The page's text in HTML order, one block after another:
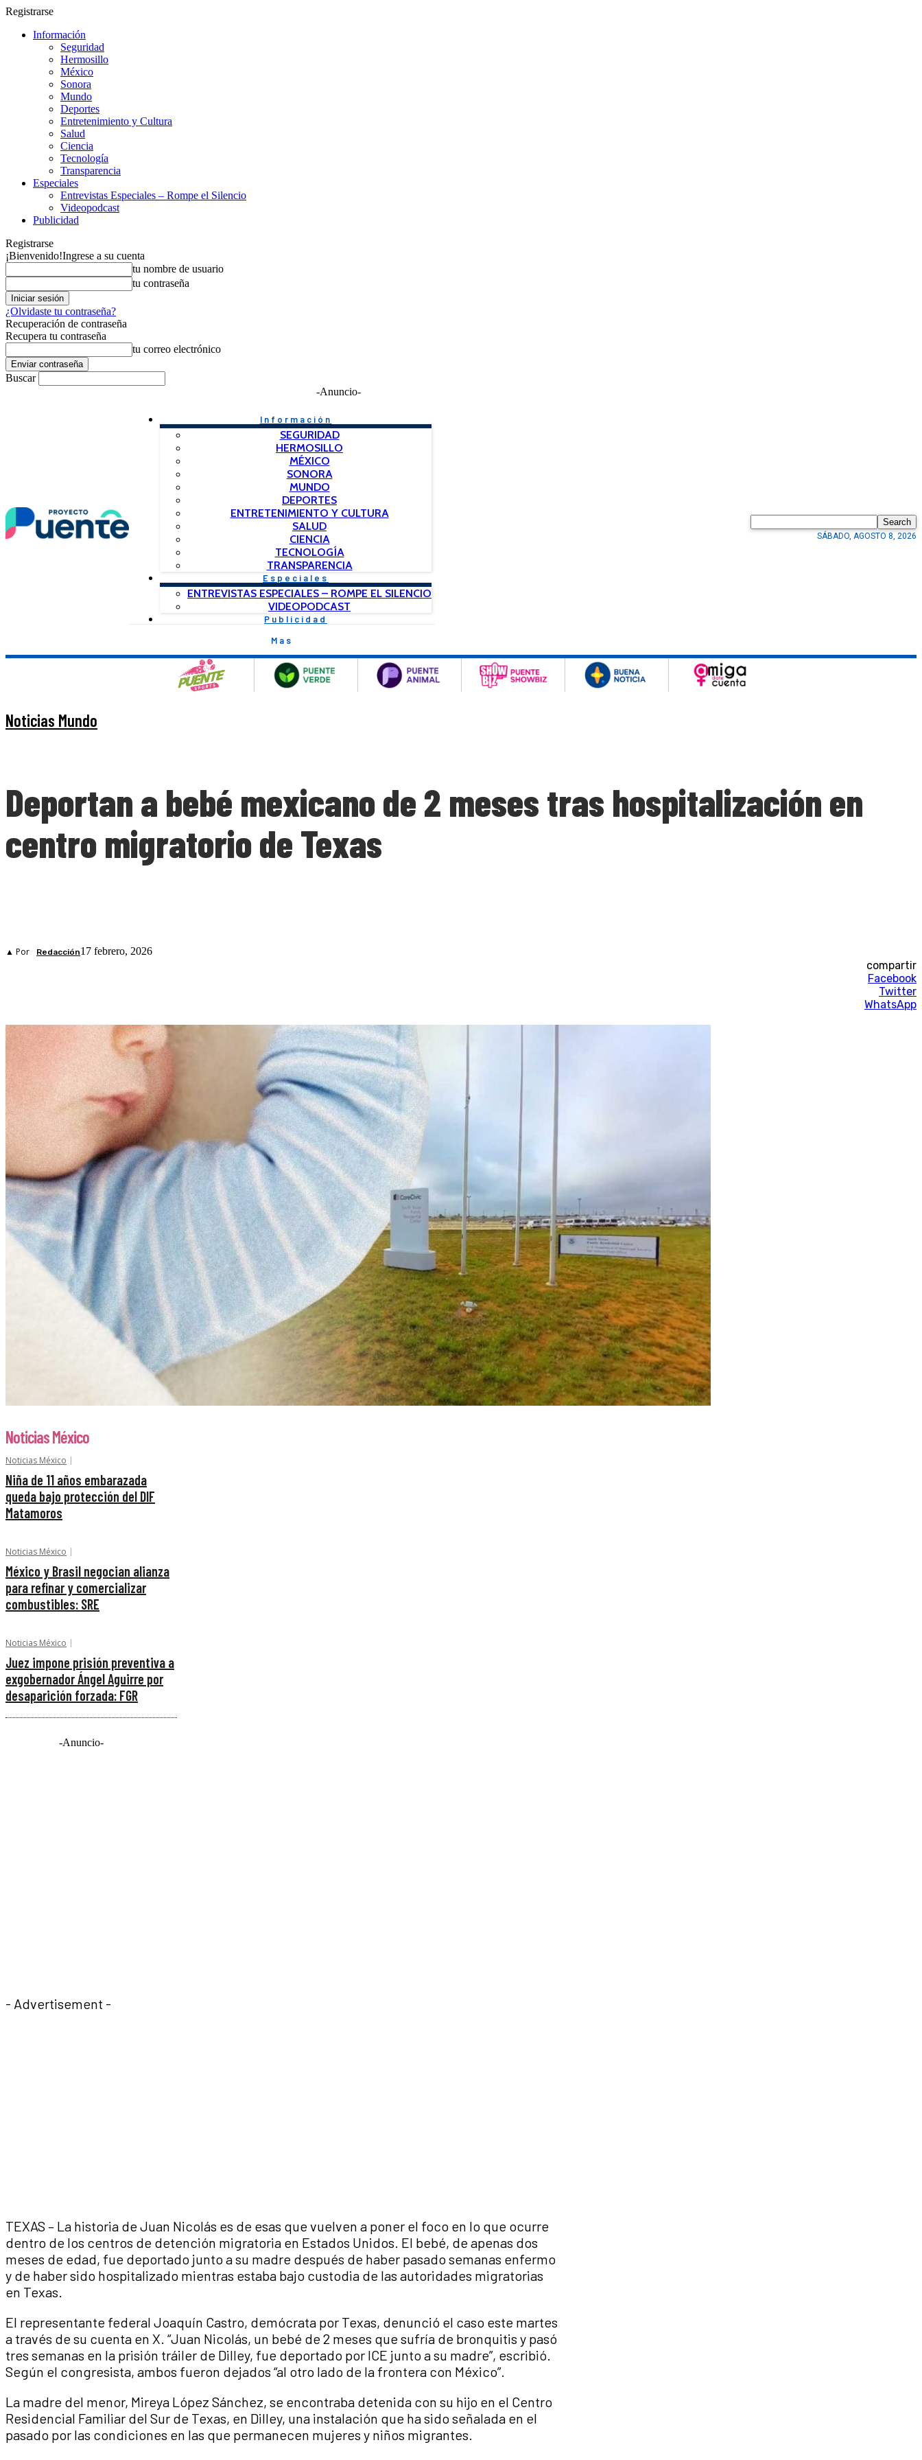
Registrarse
Información
Seguridad
Hermosillo
México
Sonora
Mundo
Deportes
Entretenimiento y Cultura
Salud
Ciencia
Tecnología
Transparencia
Especiales
Entrevistas Especiales – Rompe el Silencio
Videopodcast
Publicidad
Registrarse
¡Bienvenido!Ingrese a su cuenta
tu nombre de usuario
tu contraseña
¿Olvidaste tu contraseña?
Recuperación de contraseña
Recupera tu contraseña
tu correo electrónico
Buscar
-Anuncio-
Información
SEGURIDAD
HERMOSILLO
MÉXICO
SONORA
MUNDO
DEPORTES
ENTRETENIMIENTO Y CULTURA
SALUD
CIENCIA
TECNOLOGÍA
TRANSPARENCIA
Especiales
ENTREVISTAS ESPECIALES – ROMPE EL SILENCIO
VIDEOPODCAST
Publicidad
Mas
Search
SÁBADO, AGOSTO 8, 2026
Noticias Mundo
Deportan a bebé mexicano de 2 meses tras hospitalización en
centro migratorio de Texas
▲ Por Redacción17 febrero, 2026
compartir
Facebook
Twitter
WhatsApp
Noticias México
Noticias México
Niña de 11 años embarazada
queda bajo protección del DIF
Matamoros
Noticias México
México y Brasil negocian alianza
para refinar y comercializar
combustibles: SRE
Noticias México
Juez impone prisión preventiva a
exgobernador Ángel Aguirre por
desaparición forzada: FGR
-Anuncio-
- Advertisement -
TEXAS – La historia de Juan Nicolás es de esas que vuelven a poner el foco en lo que ocurre
dentro de los centros de detención migratoria en Estados Unidos. El bebé, de apenas dos
meses de edad, fue deportado junto a su madre después de haber pasado semanas enfermo
y de haber sido hospitalizado mientras estaba bajo custodia de las autoridades migratorias
en Texas.
El representante federal Joaquín Castro, demócrata por Texas, denunció el caso este martes
a través de su cuenta en X. “Juan Nicolás, un bebé de 2 meses que sufría de bronquitis y pasó
tres semanas en la prisión tráiler de Dilley, fue deportado por ICE junto a su madre”, escribió.
Según el congresista, ambos fueron dejados “al otro lado de la frontera con México”.
La madre del menor, Mireya López Sánchez, se encontraba detenida con su hijo en el Centro
Residencial Familiar del Sur de Texas, en Dilley, una instalación que ha sido señalada en el
pasado por las condiciones en las que permanecen mujeres y niños migrantes.